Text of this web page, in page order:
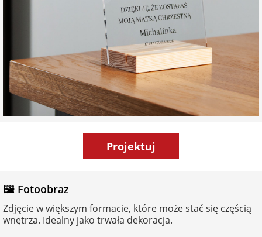
Projektuj
🖼️ Fotoobraz
Zdjęcie w większym formacie, które może stać się częścią
wnętrza. Idealny jako trwała dekoracja.